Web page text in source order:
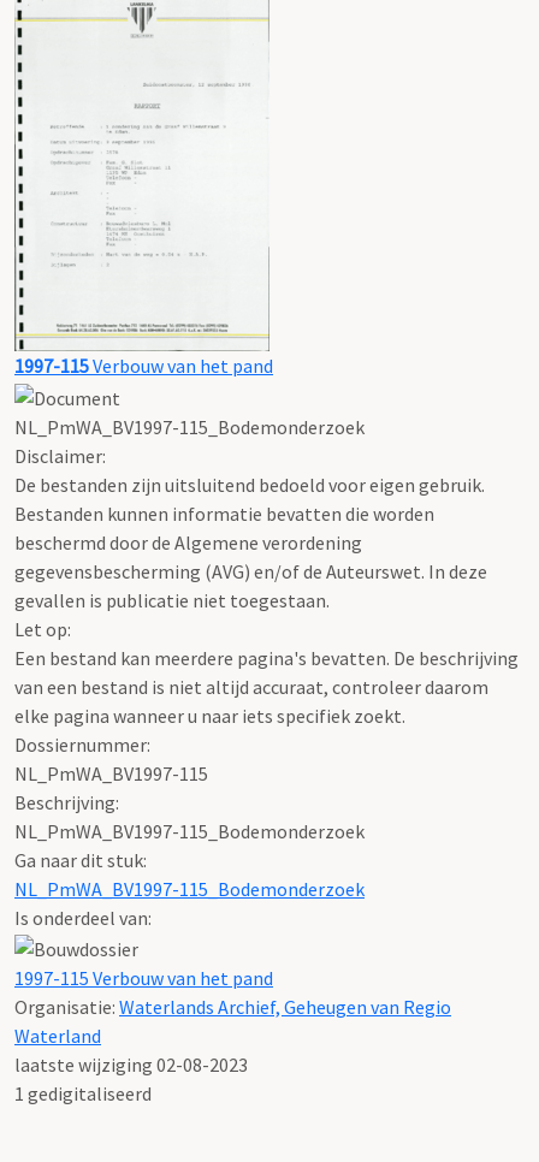
1997-115Verbouw van het pand
NL_PmWA_BV1997-115_Bodemonderzoek
Disclaimer:
De bestanden zijn uitsluitend bedoeld voor eigen gebruik.
Bestanden kunnen informatie bevatten die worden
beschermd door de Algemene verordening
gegevensbescherming (AVG) en/of de Auteurswet. In deze
gevallen is publicatie niet toegestaan.
Let op:
Een bestand kan meerdere pagina's bevatten. De beschrijving
van een bestand is niet altijd accuraat, controleer daarom
elke pagina wanneer u naar iets specifiek zoekt.
Dossiernummer:
NL_PmWA_BV1997-115
Beschrijving:
NL_PmWA_BV1997-115_Bodemonderzoek
Ga naar dit stuk:
NL_PmWA_BV1997-115_Bodemonderzoek
Is onderdeel van:
1997-115 Verbouw van het pand
Organisatie: Waterlands Archief, Geheugen van Regio
Waterland
laatste wijziging 02-08-2023
1 gedigitaliseerd